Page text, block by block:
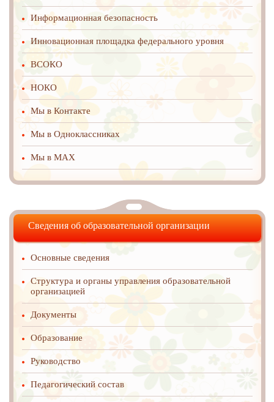
Информационная безопасность
Инновационная площадка федерального уровня
ВСОКО
НОКО
Мы в Контакте
Мы в Одноклассниках
Мы в MAX
Сведения об образовательной организации
Основные сведения
Структура и органы управления образовательной
организацией
Документы
Образование
Руководство
Педагогический состав